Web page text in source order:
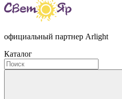
официальный партнер Arlight
Каталог